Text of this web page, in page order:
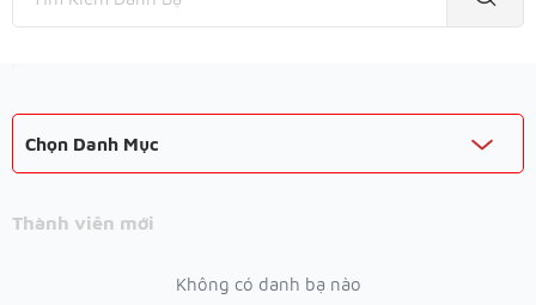
Chọn Danh Mục
Thành viên mới
Không có danh bạ nào